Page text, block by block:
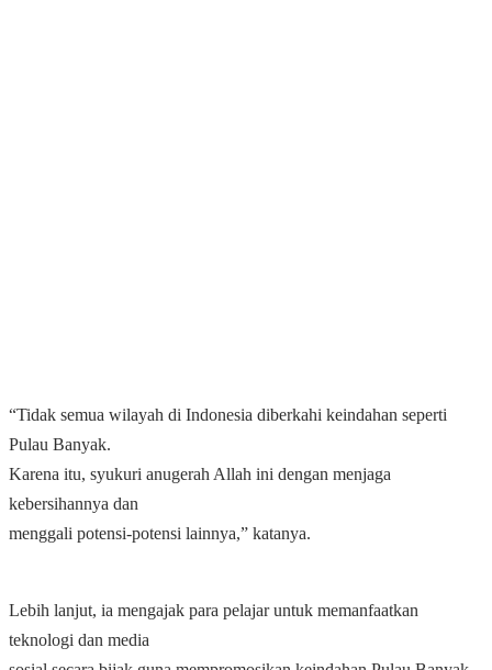
“Tidak semua wilayah di Indonesia diberkahi keindahan seperti
Pulau Banyak.
Karena itu, syukuri anugerah Allah ini dengan menjaga
kebersihannya dan
menggali potensi-potensi lainnya,” katanya.
Lebih lanjut, ia mengajak para pelajar untuk memanfaatkan
teknologi dan media